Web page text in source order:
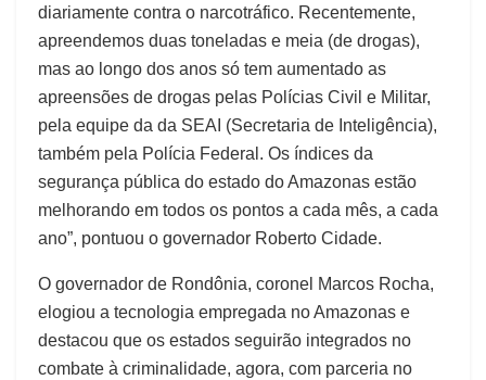
diariamente contra o narcotráfico. Recentemente,
apreendemos duas toneladas e meia (de drogas),
mas ao longo dos anos só tem aumentado as
apreensões de drogas pelas Polícias Civil e Militar,
pela equipe da da SEAI (Secretaria de Inteligência),
também pela Polícia Federal. Os índices da
segurança pública do estado do Amazonas estão
melhorando em todos os pontos a cada mês, a cada
ano”, pontuou o governador Roberto Cidade.
O governador de Rondônia, coronel Marcos Rocha,
elogiou a tecnologia empregada no Amazonas e
destacou que os estados seguirão integrados no
combate à criminalidade, agora, com parceria no